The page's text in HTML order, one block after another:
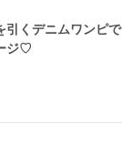
引くデニムワンピで
ジ♡